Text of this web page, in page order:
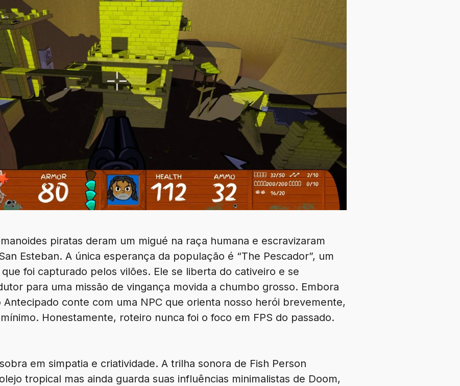
piratas deram um migué na raça humana e escravizaram
Esteban. A única esperança da população é “The Pescador”, um
foi capturado pelos vilões. Ele se liberta do cativeiro e se
para uma missão de vingança movida a chumbo grosso. Embora
Antecipado conte com uma NPC que orienta nosso herói brevemente,
Honestamente, roteiro nunca foi o foco em FPS do passado.
em simpatia e criatividade. A trilha sonora de Fish Person
tropical mas ainda guarda suas influências minimalistas de Doom,